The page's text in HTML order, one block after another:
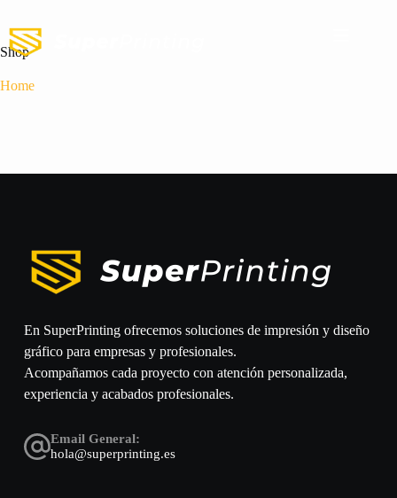
Shop
Home
En SuperPrinting ofrecemos soluciones de impresión y diseño
gráfico para empresas y profesionales.
Acompañamos cada proyecto con atención personalizada,
experiencia y acabados profesionales.
Email General:
hola@superprinting.es